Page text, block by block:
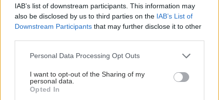
IAB’s list of downstream participants. This information may
also be disclosed by us to third parties on the IAB’s List of
Downstream Participants that may further disclose it to other
Please note that this website/app uses one or more Google
not limited to your visit or usage behaviour. You may click to
grant or deny consent to Google and its third-party tags to
use your data for below specified purposes in below Google
Personal Data Processing Opt Outs
I want to opt-out of the Sharing of my
personal data.
Opted In
ΜΠΕΙΤΕ ΣΤΗ ΣΥΖΗΤΗΣΗ